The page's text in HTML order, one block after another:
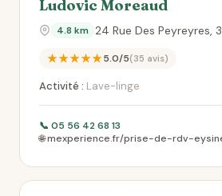
Ludovic Moreaud
4.8 km 24 Rue Des Peyreyres,
★★★★★5.0/5(35 avis)
Activité : Lave-linge
📞 05 56 42 68 13
🌐 mexperience.fr/prise-de-rdv-